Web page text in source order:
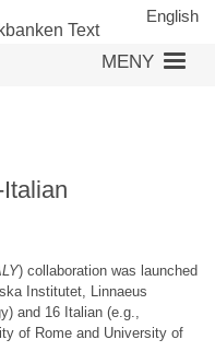
English
MENY
) collaboration was launched
Institutet, Linnaeus
and 16 Italian (e.g.,
of Rome and University of